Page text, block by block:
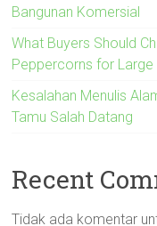
Bangunan Komersial
What Buyers Should
Peppercorns for
Kesalahan Menulis
Tamu Salah Datang
Recent
Tidak ada komentar